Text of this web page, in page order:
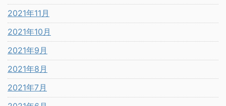
2021年11月
2021年10月
2021年9月
2021年8月
2021年7月